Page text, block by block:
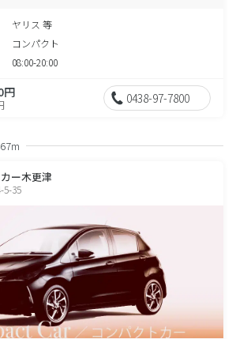
ヤリス 等
コンパクト
08:00-20:00
円 0438-97-7800
ー木更津
5-35